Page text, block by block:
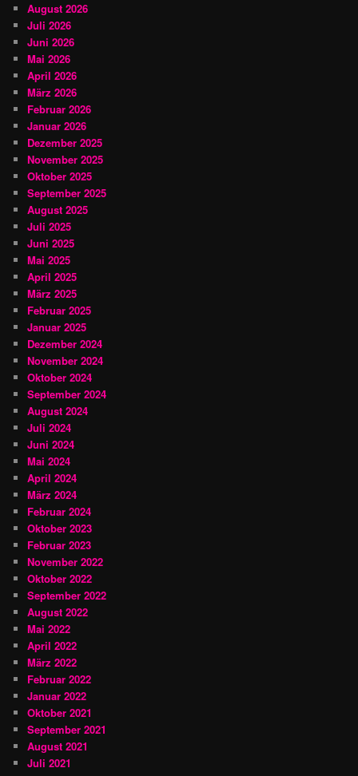
August 2026
Juli 2026
Juni 2026
Mai 2026
April 2026
März 2026
Februar 2026
Januar 2026
Dezember 2025
November 2025
Oktober 2025
September 2025
August 2025
Juli 2025
Juni 2025
Mai 2025
April 2025
März 2025
Februar 2025
Januar 2025
Dezember 2024
November 2024
Oktober 2024
September 2024
August 2024
Juli 2024
Juni 2024
Mai 2024
April 2024
März 2024
Februar 2024
Oktober 2023
Februar 2023
November 2022
Oktober 2022
September 2022
August 2022
Mai 2022
April 2022
März 2022
Februar 2022
Januar 2022
Oktober 2021
September 2021
August 2021
Juli 2021